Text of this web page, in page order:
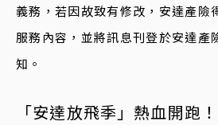
義務，若因故致有修改，安達產險
服務內容，並將訊息刊登於安達產
知。
「安達放飛季」熱血開跑